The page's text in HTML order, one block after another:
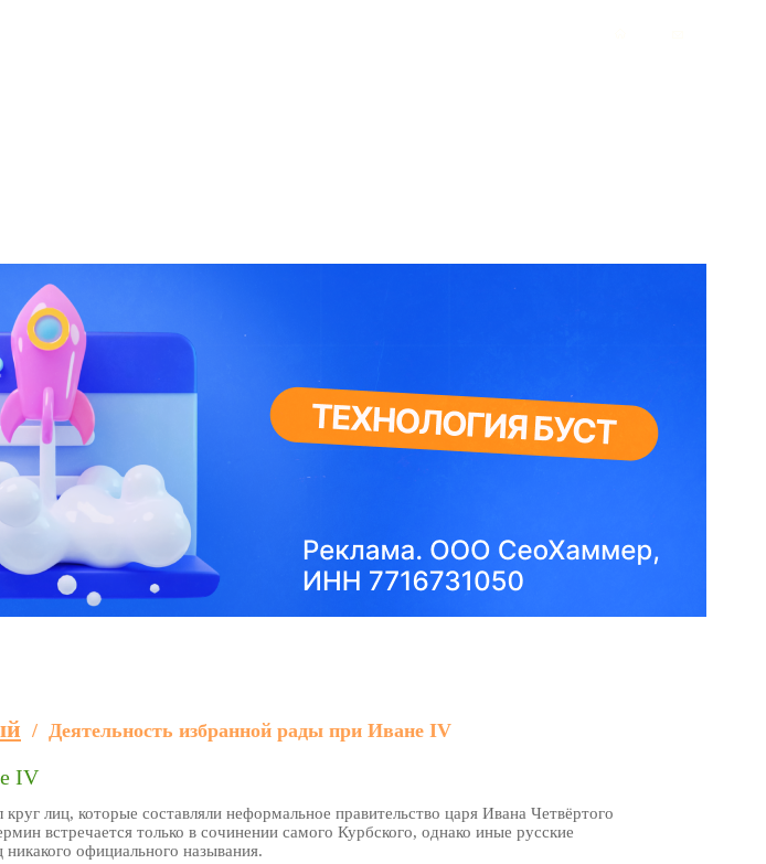
/ Деятельность избранной рады при Иване IV
IV
лиц, которые составляли неформальное правительство царя Ивана Четвёртого
встречается только в сочинении самого Курбского, однако иные русские
официального называния.